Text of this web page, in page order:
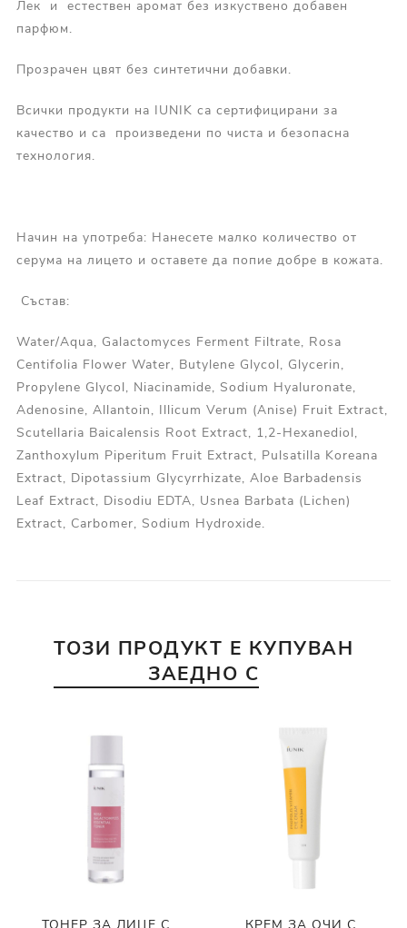
Лек и естествен аромат без изкуствено добавен
парфюм.
Прозрачен цвят без синтетични добавки.
Всички продукти на IUNIK са сертифицирани за
качество и са произведени по чиста и безопасна
технология.
Начин на употреба: Нанесете малко количество от
серума на лицето и оставете да попие добре в кожата.
Състав:
Water/Aqua, Galactomyces Ferment Filtrate, Rosa
Centifolia Flower Water, Butylene Glycol, Glycerin,
Propylene Glycol, Niacinamide, Sodium Hyaluronate,
Adenosine, Allantoin, Illicum Verum (Anise) Fruit Extract,
Scutellaria Baicalensis Root Extract, 1,2-Hexanediol,
Zanthoxylum Piperitum Fruit Extract, Pulsatilla Koreana
Extract, Dipotassium Glycyrrhizate, Aloe Barbadensis
Leaf Extract, Disodiu EDTA, Usnea Barbata (Lichen)
Extract, Carbomer, Sodium Hydroxide.
ТОЗИ ПРОДУКТ Е КУПУВАН
ЗАЕДНО С